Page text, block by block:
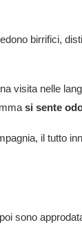
birrifici,
visita nelle
si sente
il tutto
sono